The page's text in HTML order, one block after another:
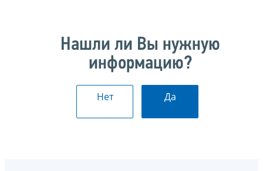
Нашли ли Вы нужную
информацию?
Нет Да